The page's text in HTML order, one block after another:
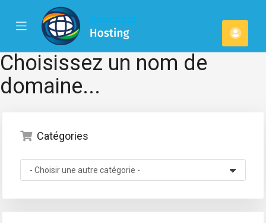
Mobile
Menu
client
Choisissez un nom de
domaine...
Catégories